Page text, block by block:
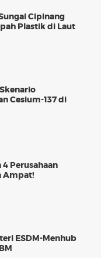
Cipinang
Plastik di Laut
Cesium-137 di
Perusahaan
Ampat!
ESDM-Menhub